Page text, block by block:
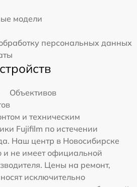
модели
персональных данных
Объективов
и техническим
Fujifilm по истечении
Наш центр в Новосибирске
и не имеет официальной
Цены на ремонт,
исключительно